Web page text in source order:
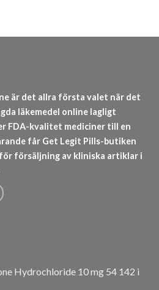
är det allra första valet när det
läkemedel online lagligt
FDA-kvalitet mediciner till en
får Get Legit Pills-butiken
försäljning av kliniska artiklar i
Hydrochloride 10 mg 54 142 i